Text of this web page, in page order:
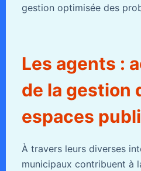
gestion optimisée des
Les agents :
de la gestion
espaces
À travers leurs diverses
municipaux contribuent à